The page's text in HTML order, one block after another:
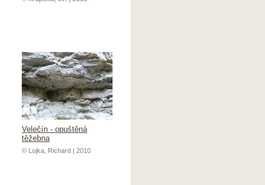
Velečín - opuštěná
těžebna
© Lojka, Richard | 2010